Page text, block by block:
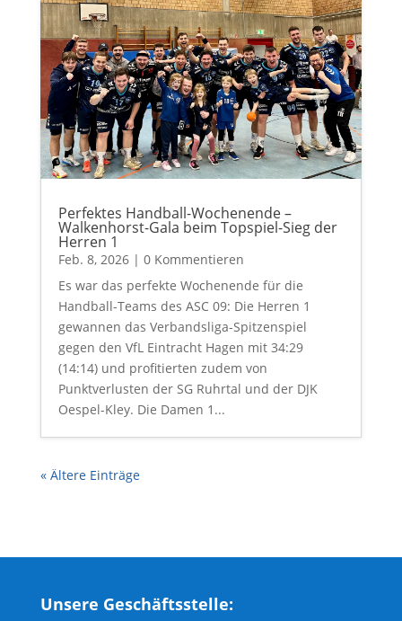
Perfektes Handball-Wochenende –
Walkenhorst-Gala beim Topspiel-Sieg der
Herren 1
Feb. 8, 2026| 0 Kommentieren
Es war das perfekte Wochenende für die
Handball-Teams des ASC 09: Die Herren 1
gewannen das Verbandsliga-Spitzenspiel
gegen den VfL Eintracht Hagen mit 34:29
(14:14) und profitierten zudem von
Punktverlusten der SG Ruhrtal und der DJK
Oespel-Kley. Die Damen 1...
« Ältere Einträge
Unsere Geschäftsstelle: